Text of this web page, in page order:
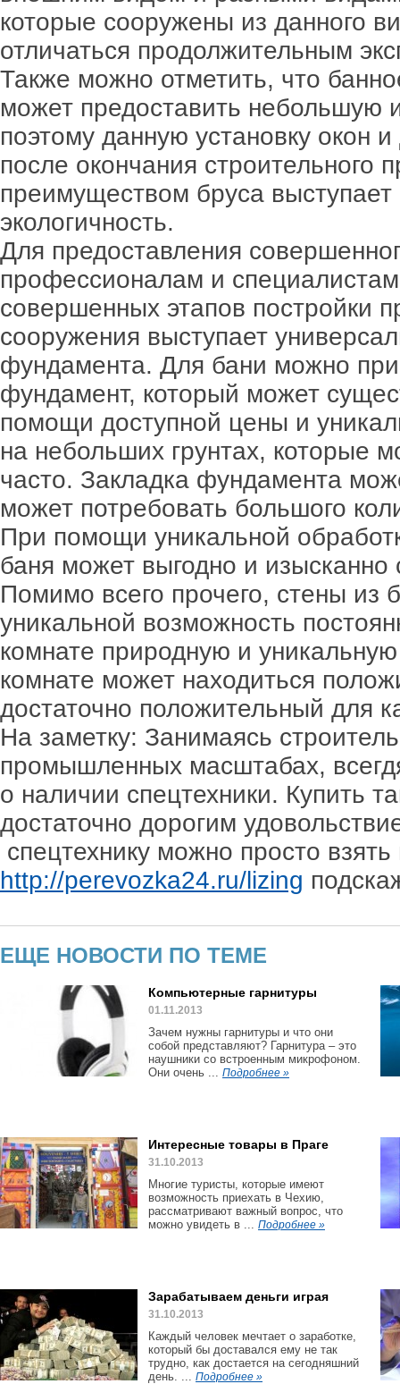
которые сооружены из данного
отличаться продолжительным
Также можно отметить, что
может предоставить небольшую
поэтому данную установку окон
после окончания
преимуществом бруса выступает
экологичность.
Для предоставления
профессионалам и
совершенных этапов постройки
сооружения выступает
фундамента. Для бани можно
фундамент, который может
помощи доступной цены и
на небольших грунтах, которые
часто. Закладка фундамента
может потребовать большого
При помощи уникальной
баня может выгодно и изысканно
Помимо всего прочего, стены из
уникальной возможность
комнате природную и
комнате может находиться
достаточно положительный для
На заметку: Занимаясь
промышленных масштабах,
о наличии спецтехники. Купить
достаточно дорогим
спецтехнику можно просто
http://perevozka24.ru/lizing
ЕЩЕ НОВОСТИ ПО ТЕМЕ
Компьютерные гарнитуры
01.11.2013
Зачем нужны гарнитуры и что они
собой представляют? Гарнитура – это
наушники со встроенным микрофоном.
Они очень ... Подробнее »
Интересные товары в Праге
31.10.2013
Многие туристы, которые имеют
возможность приехать в Чехию,
рассматривают важный вопрос, что
можно увидеть в ... Подробнее »
Зарабатываем деньги играя
31.10.2013
Каждый человек мечтает о заработке,
который бы доставался ему не так
трудно, как достается на сегодняшний
день. ... Подробнее »